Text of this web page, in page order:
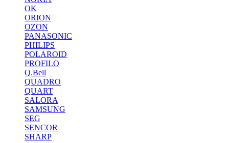
OK
ORION
OZON
PANASONIC
PHILIPS
POLAROID
PROFILO
Q.Bell
QUADRO
QUART
SALORA
SAMSUNG
SEG
SENCOR
SHARP